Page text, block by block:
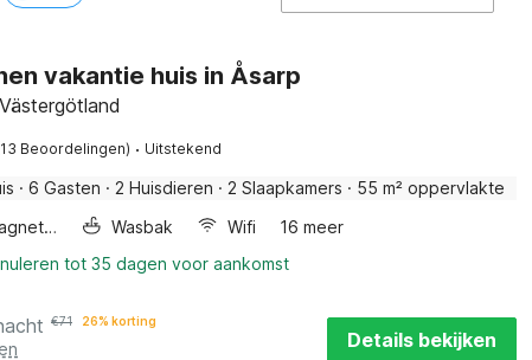
vakantie huis in Åsarp
Beoordelingen) · Uitstekend
· 6 Gasten · 2 Huisdieren · 2 Slaapkamers · 55 m² oppervlakte
Combimagnetron
Wasbak Wifi
16 meer
tot 35 dagen voor aankomst
€71 26% korting
Details bekijken